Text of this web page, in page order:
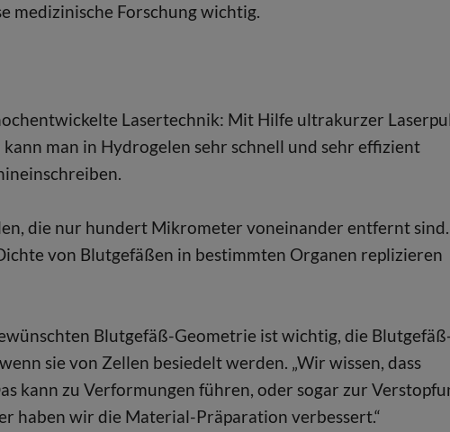
medizinische Forschung wichtig.
Lasertechnik: Mit Hilfe ultrakurzer
man in Hydrogelen sehr schnell und sehr effizient
die nur hundert Mikrometer voneinander entfernt sind.
von Blutgefäßen in bestimmten Organen replizieren
Blutgefäß-Geometrie ist wichtig, die
sie von Zellen besiedelt werden. „Wir wissen, dass
kann zu Verformungen führen, oder sogar zur
haben wir die Material-Präparation verbessert.“